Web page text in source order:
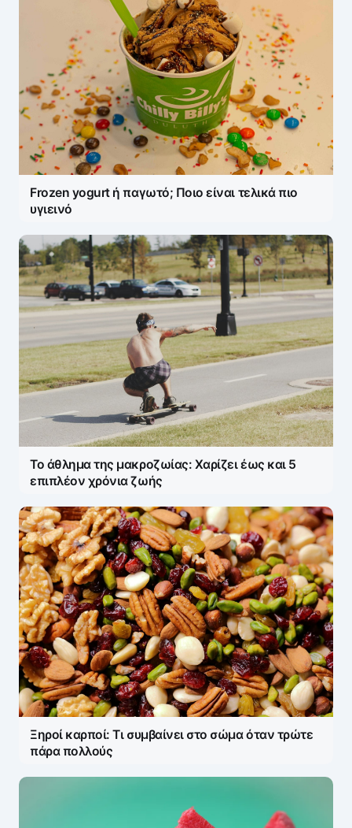
ΠΡΟΣΤΑΣΊΑ AI
Η ηλ. διεύθυνση σας δεν δημοσιεύεται. Τα
υποχρεωτικά πεδία σημειώνονται με*
Message*
Save my name and e-mail in this browser for the
next time I comment.
Frozen yogurt ή παγωτό; Ποιο είναι τελικά πιο
υγιεινό
Το άθλημα της μακροζωίας: Χαρίζει έως και 5
επιπλέον χρόνια ζωής
Ξηροί καρποί: Τι συμβαίνει στο σώμα όταν τρώτε
πάρα πολλούς